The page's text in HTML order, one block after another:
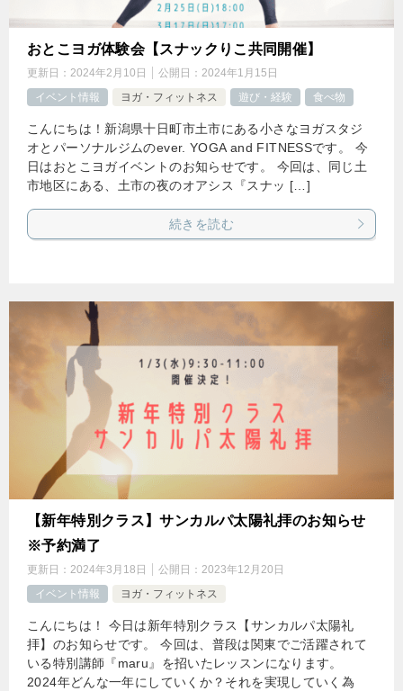
おとこヨガ体験会【スナックりこ共同開催】
更新日： 2024年2月10日 公開日： 2024年1月15日
イベント情報
ヨガ・フィットネス 遊び・経験 食べ物
こんにちは！新潟県十日町市土市にある小さなヨガスタジ
オとパーソナルジムのever. YOGA and FITNESSです。 今
日はおとこヨガイベントのお知らせです。 今回は、同じ土
市地区にある、土市の夜のオアシス『スナッ […]
続きを読む
【新年特別クラス】サンカルパ太陽礼拝のお知らせ
※予約満了
更新日： 2024年3月18日 公開日： 2023年12月20日
イベント情報
ヨガ・フィットネス
こんにちは！ 今日は新年特別クラス【サンカルパ太陽礼
拝】のお知らせです。 今回は、普段は関東でご活躍されて
いる特別講師『maru』を招いたレッスンになります。
2024年どんな一年にしていくか？それを実現していく為